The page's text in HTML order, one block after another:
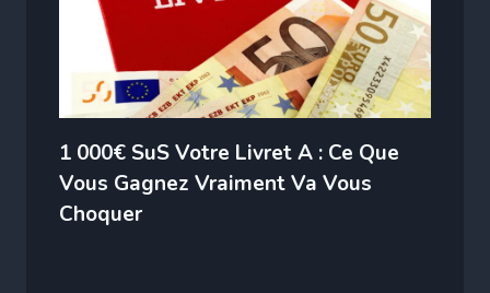
1 000€ SuS Votre Livret A : Ce Que
Vous Gagnez Vraiment Va Vous
Choquer